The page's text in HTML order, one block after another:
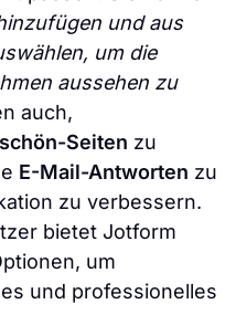
und aus
um die
aussehen zu
auch,
Seiten zu
E-Mail-Antworten zu
zu verbessern.
bietet Jotform
um
und professionelles